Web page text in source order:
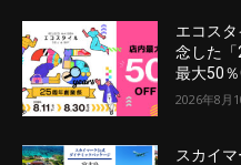
エコス
念した
最大50％
2026年8月
スカイ